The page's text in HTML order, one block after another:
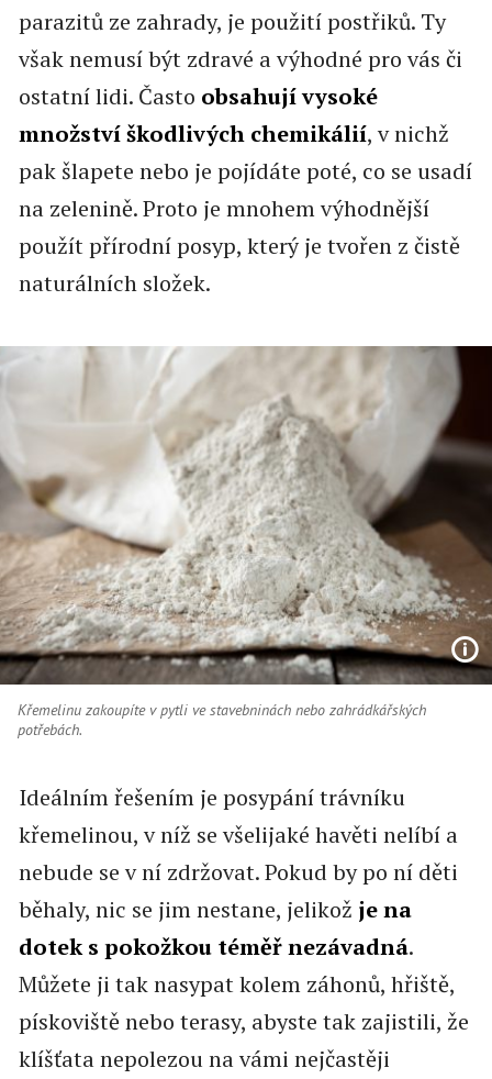
parazitů ze zahrady, je použití postřiků. Ty
však nemusí být zdravé a výhodné pro vás či
ostatní lidi. Často obsahují vysoké
množství škodlivých chemikálií, v nichž
pak šlapete nebo je pojídáte poté, co se usadí
na zelenině. Proto je mnohem výhodnější
použít přírodní posyp, který je tvořen z čistě
naturálních složek.
Křemelinu zakoupíte v pytli ve stavebninách nebo zahrádkářských
potřebách.
Ideálním řešením je posypání trávníku
křemelinou, v níž se všelijaké havěti nelíbí a
nebude se v ní zdržovat. Pokud by po ní děti
běhaly, nic se jim nestane, jelikož je na
dotek s pokožkou téměř nezávadná.
Můžete ji tak nasypat kolem záhonů, hřiště,
pískoviště nebo terasy, abyste tak zajistili, že
klíšťata nepolezou na vámi nejčastěji